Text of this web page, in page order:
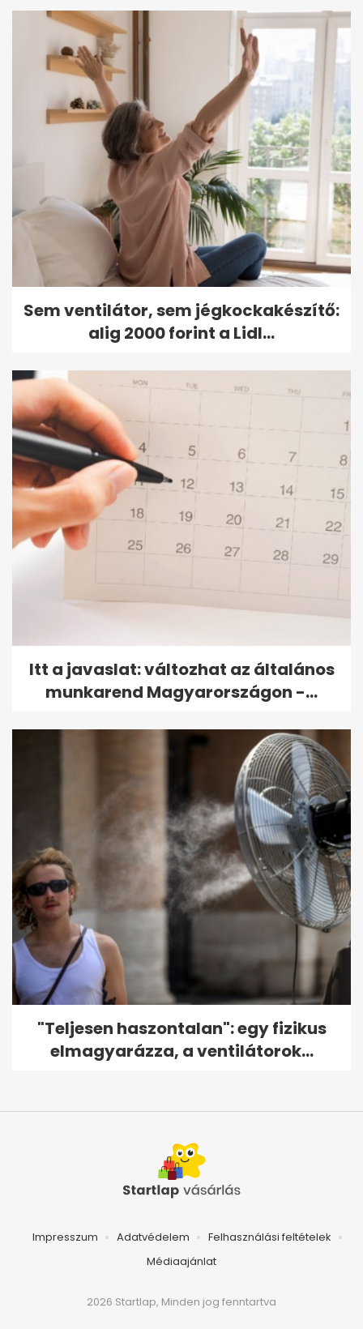
Sem ventilátor, sem jégkockakészítő:
alig 2000 forint a Lidl...
Itt a javaslat: változhat az általános
munkarend Magyarországon -...
"Teljesen haszontalan": egy fizikus
elmagyarázza, a ventilátorok...
Impresszum Adatvédelem
Felhasználási feltételek
Médiaajánlat
2026 Startlap, Minden jog fenntartva